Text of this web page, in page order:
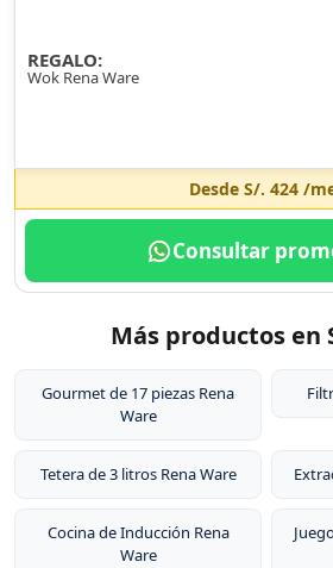
REGALO:
Wok Rena Ware
Desde S/. 424/
Consultar
Más productos en
Gourmet de 17 piezas Rena
Ware
Tetera de 3 litros Rena Ware
Cocina de Inducción Rena
Ware